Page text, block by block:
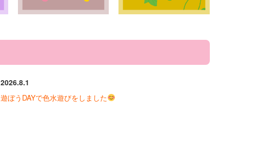
2026.8.1
遊ぼうDAYで色水遊びをしました